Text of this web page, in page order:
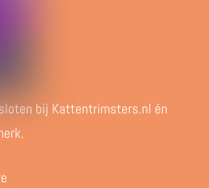
bij Kattentrimsters.nl én